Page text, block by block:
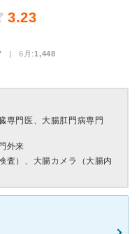
3.23
| 6月:1,448
専門医、大腸肛門病専門
外来
査）、大腸カメラ（大腸内